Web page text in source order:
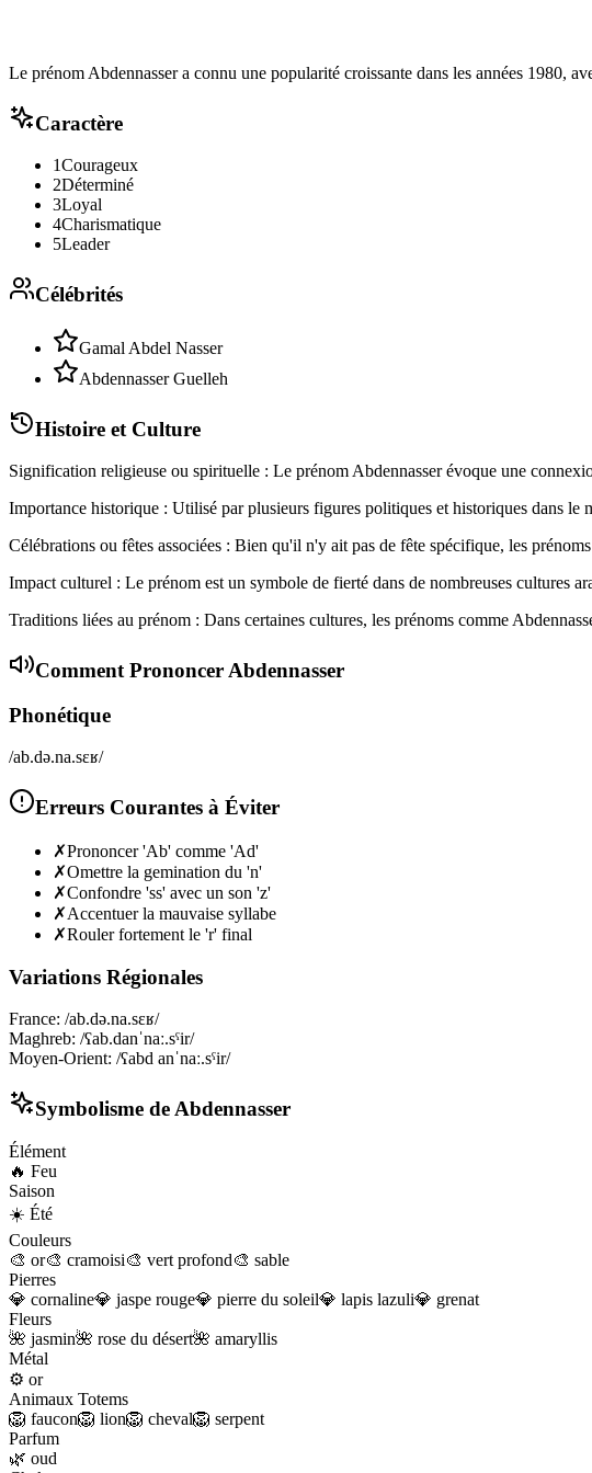
Le prénom Abdennasser a connu une popularité croissante dans les années 1980,
Caractère
1Courageux
2Déterminé
3Loyal
4Charismatique
5Leader
Célébrités
Gamal Abdel Nasser
Abdennasser Guelleh
Histoire et Culture
Signification religieuse ou spirituelle : Le prénom Abdennasser évoque une
Importance historique : Utilisé par plusieurs figures politiques et historiques dans
Célébrations ou fêtes associées : Bien qu'il n'y ait pas de fête spécifique, les
Impact culturel : Le prénom est un symbole de fierté dans de nombreuses cultures
Traditions liées au prénom : Dans certaines cultures, les prénoms comme
Comment Prononcer Abdennasser
Phonétique
/ab.də.na.sɛʁ/
Erreurs Courantes à Éviter
✗Prononcer 'Ab' comme 'Ad'
✗Omettre la gemination du 'n'
✗Confondre 'ss' avec un son 'z'
✗Accentuer la mauvaise syllabe
✗Rouler fortement le 'r' final
Variations Régionales
France: /ab.də.na.sɛʁ/
Maghreb: /ʕab.danˈnaː.sˤir/
Moyen-Orient: /ʕabd anˈnaː.sˤir/
Symbolisme de Abdennasser
Élément
🔥 Feu
Saison
☀️ Été
Couleurs
🎨 or🎨 cramoisi🎨 vert profond🎨 sable
Pierres
💎 cornaline💎 jaspe rouge💎 pierre du soleil💎 lapis lazuli💎 grenat
Fleurs
🌺 jasmin🌺 rose du désert🌺 amaryllis
Métal
⚙️ or
Animaux Totems
🦁 faucon🦁 lion🦁 cheval🦁 serpent
Parfum
🌿 oud